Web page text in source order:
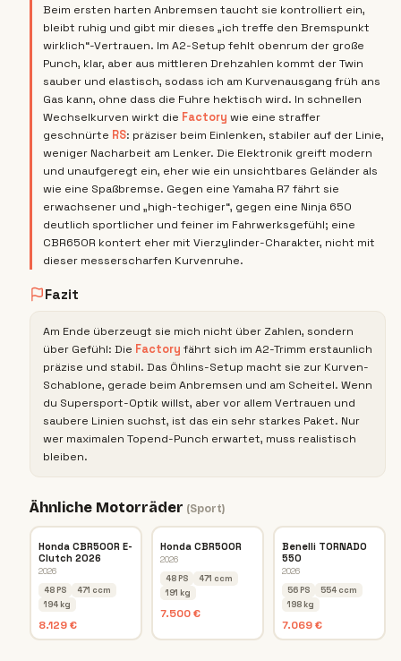
Beim ersten harten Anbremsen taucht sie kontrolliert ein,
bleibt ruhig und gibt mir dieses „ich treffe den Bremspunkt
wirklich“-Vertrauen. Im A2-Setup fehlt obenrum der große
Punch, klar, aber aus mittleren Drehzahlen kommt der Twin
sauber und elastisch, sodass ich am Kurvenausgang früh ans
Gas kann, ohne dass die Fuhre hektisch wird. In schnellen
Wechselkurven wirkt die Factory wie eine straffer
geschnürte RS: präziser beim Einlenken, stabiler auf der Linie,
weniger Nacharbeit am Lenker. Die Elektronik greift modern
und unaufgeregt ein, eher wie ein unsichtbares Geländer als
wie eine Spaßbremse. Gegen eine Yamaha R7 fährt sie
erwachsener und „high-techiger“, gegen eine Ninja 650
deutlich sportlicher und feiner im Fahrwerksgefühl; eine
CBR650R kontert eher mit Vierzylinder-Charakter, nicht mit
dieser messerscharfen Kurvenruhe.
Fazit
Am Ende überzeugt sie mich nicht über Zahlen, sondern
über Gefühl: Die Factory fährt sich im A2-Trimm erstaunlich
präzise und stabil. Das Öhlins-Setup macht sie zur Kurven-
Schablone, gerade beim Anbremsen und am Scheitel. Wenn
du Supersport-Optik willst, aber vor allem Vertrauen und
saubere Linien suchst, ist das ein sehr starkes Paket. Nur
wer maximalen Topend-Punch erwartet, muss realistisch
bleiben.
Ähnliche Motorräder (Sport)
Honda CBR500R E-
Clutch 2026
2026
48 PS
471 ccm
194 kg
8.129 €
Honda CBR500R
2026
48 PS
471 ccm
191 kg
7.500 €
Benelli TORNADO
550
2026
56 PS
554 ccm
198 kg
7.069 €